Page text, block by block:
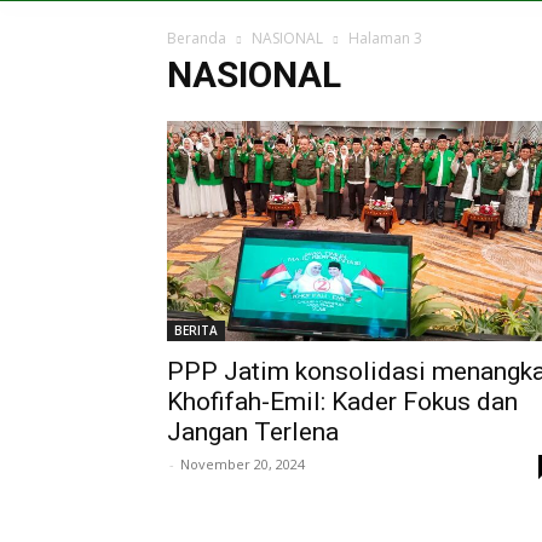
Beranda NASIONAL Halaman 3
NASIONAL
BERITA
PPP Jatim konsolidasi
Khofifah-Emil: Kader Fokus dan
Jangan Terlena
- November 20, 2024